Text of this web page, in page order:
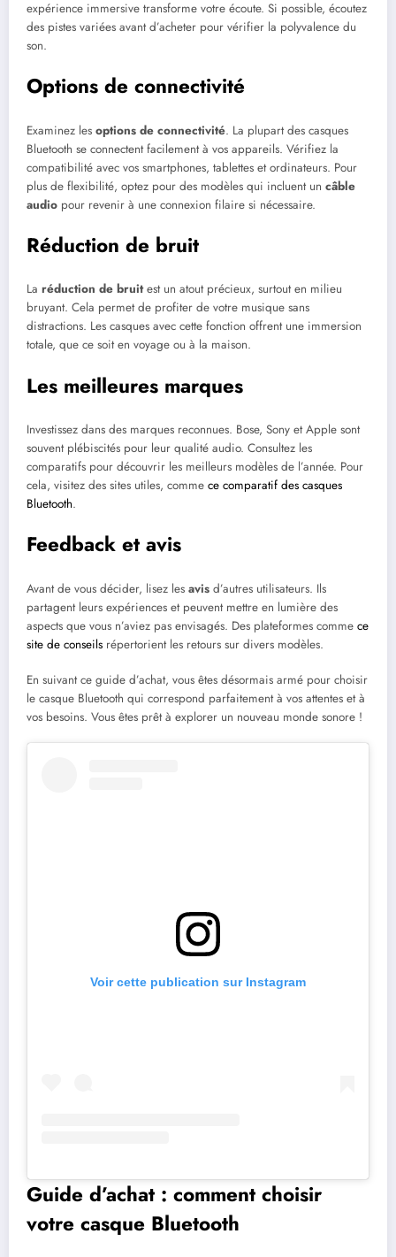
expérience immersive transforme votre écoute. Si possible, écoutez
des pistes variées avant d’acheter pour vérifier la polyvalence du
son.
Options de connectivité
Examinez les options de connectivité. La plupart des casques
Bluetooth se connectent facilement à vos appareils. Vérifiez la
compatibilité avec vos smartphones, tablettes et ordinateurs. Pour
plus de flexibilité, optez pour des modèles qui incluent un câble
audio pour revenir à une connexion filaire si nécessaire.
Réduction de bruit
La réduction de bruitest un atout précieux, surtout en milieu
bruyant. Cela permet de profiter de votre musique sans
distractions. Les casques avec cette fonction offrent une immersion
totale, que ce soit en voyage ou à la maison.
Les meilleures marques
Investissez dans des marques reconnues. Bose, Sony et Apple sont
souvent plébiscités pour leur qualité audio. Consultez les
comparatifs pour découvrir les meilleurs modèles de l’année. Pour
cela, visitez des sites utiles, comme ce comparatif des casques
Bluetooth.
Feedback et avis
Avant de vous décider, lisez les avis d’autres utilisateurs. Ils
partagent leurs expériences et peuvent mettre en lumière des
aspects que vous n’aviez pas envisagés. Des plateformes comme ce
site de conseils répertorient les retours sur divers modèles.
En suivant ce guide d’achat, vous êtes désormais armé pour choisir
le casque Bluetooth qui correspond parfaitement à vos attentes et à
vos besoins. Vous êtes prêt à explorer un nouveau monde sonore !
Voir cette publication sur Instagram
Guide d’achat : comment choisir
votre casque Bluetooth